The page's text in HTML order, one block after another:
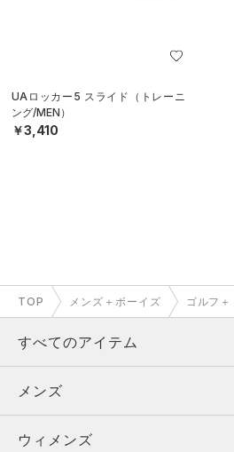
UAロッカー5 スライド（トレーニ
ング/MEN）
￥3,410
TOP メンズ＋ボーイズ ゴルフ
すべてのアイテム
メンズ
ウィメンズ
メンズ
トップス
ウィメンズ